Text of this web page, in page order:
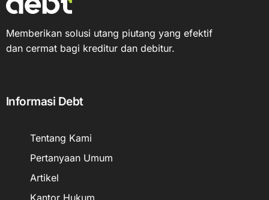
Memberikan solusi utang piutang yang efektif
dan cermat bagi kreditur dan debitur.
Informasi Debt
Tentang Kami
Pertanyaan Umum
Artikel